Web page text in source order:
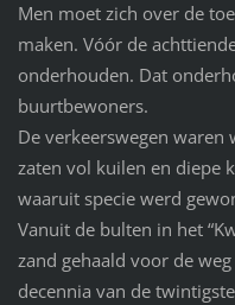
Men moet zich over de
maken. Vóór de
onderhouden. Dat
buurtbewoners.
De verkeerswegen
zaten vol kuilen en diepe
waaruit specie werd
Vanuit de bulten in het
zand gehaald voor de
decennia van de